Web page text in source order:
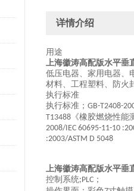
详情介绍
用途
上海徽涛高配版水平垂
低压电器、家用电器、
材料、工程塑料、防火
执行标准
执行标准； GB-T2408-
T13488 《橡胶燃烧性
2008/IEC 60695-11-10
:2003/ASTM D 5048
上海徽涛高配版水平垂
控制系统;PLC ；